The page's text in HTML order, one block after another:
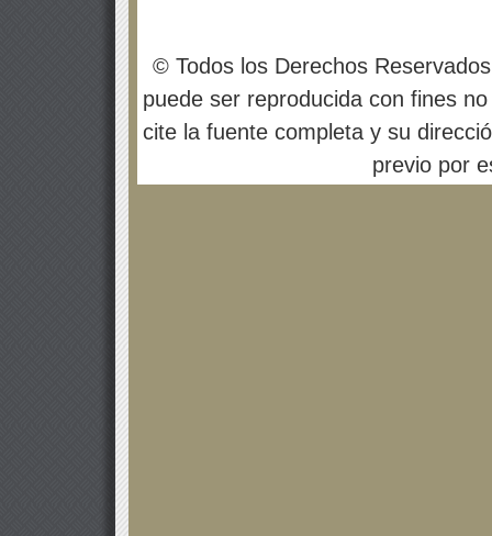
© Todos los Derechos
puede ser reproducida con fines
cite la fuente completa y su
previo por